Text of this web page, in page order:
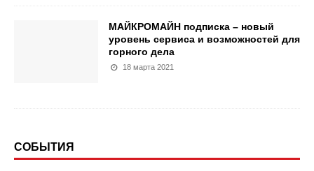
МАЙКРОМАЙН подписка – новый
уровень сервиса и возможностей для
горного дела
18 марта 2021
СОБЫТИЯ